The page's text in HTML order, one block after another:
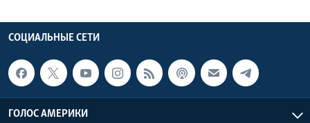
СОЦИАЛЬНЫЕ СЕТИ
ГОЛОС АМЕРИКИ